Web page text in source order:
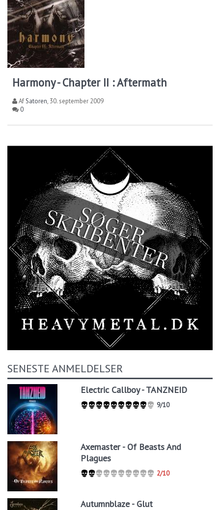
Harmony - Chapter II : Aftermath
AfSatoren, 30. september 2009
0
SENESTE ANMELDELSER
Electric Callboy - TANZNEID
9/10
Axemaster - Of Beasts And
Plagues
2/10
Autumnblaze - Glut